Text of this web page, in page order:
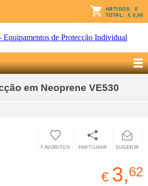
ARTIGOS: 0
TOTAL: € 0,00
em Neoprene VE530
SUGERIR
PARTILHAR
FAVORITOS
€ 3,62